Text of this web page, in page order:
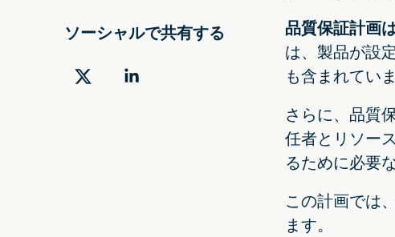
ソーシャルで共有する
ツ
LinkedIn
品質保証計画
は、製品が設
も含まれていま
さらに、品質
任者とリソー
るために必要
この計画では
ます。